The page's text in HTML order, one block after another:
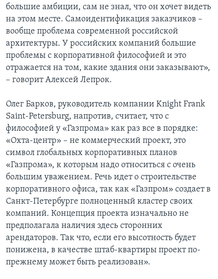
большие амбиции, сам не знал, что он хочет видеть
на этом месте. Самоидентификация заказчиков –
вообще проблема современной российской
архитектуры. У российских компаний большие
проблемы с корпоративной философией и это
отражается на том, какие здания они заказывают»,
– говорит Алексей Лепрок.
Олег Барков, руководитель компании Knight Frank
Saint-Petersburg, напротив, считает, что с
философией у «Газпрома» как раз все в порядке:
«Охта-центр» – не коммерческий проект, это
символ глобальных корпоративных планов
«Газпрома», к которым надо относиться с очень
большим уважением. Речь идет о строительстве
корпоративного офиса, так как «Газпром» создает в
Санкт-Петербурге полноценный кластер своих
компаний. Концепция проекта изначально не
предполагала наличия здесь сторонних
арендаторов. Так что, если его высотность будет
понижена, в качестве штаб-квартиры проект по-
прежнему может быть реализован».